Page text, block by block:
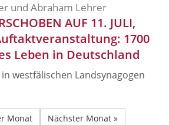
und Abraham Lehrer
AUF 11. JULI,
1700
Leben in Deutschland
westfälischen Landsynagogen
Monat Nächster Monat »